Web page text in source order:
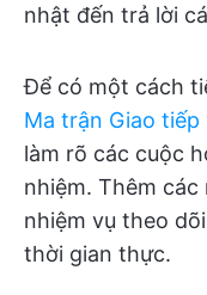
nhật đến trả lời
Để có một cách
Ma trận Giao
làm rõ các cuộc
nhiệm. Thêm
nhiệm vụ theo
thời gian thực.